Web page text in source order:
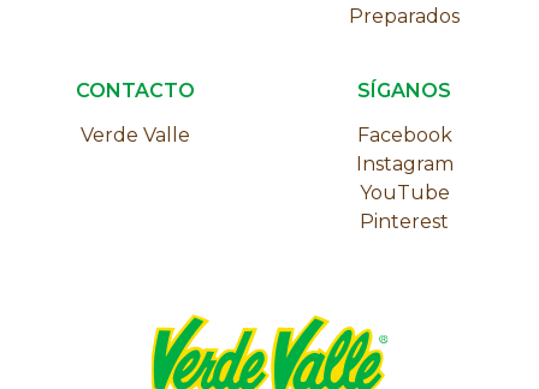
Preparados
CONTACTO
Verde Valle
SÍGANOS
Facebook
Instagram
YouTube
Pinterest